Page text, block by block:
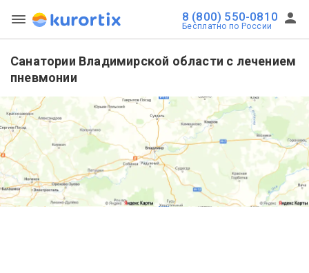
8 (800) 550-0810
Бесплатно по России
Санатории Владимирской области с лечением
пневмонии